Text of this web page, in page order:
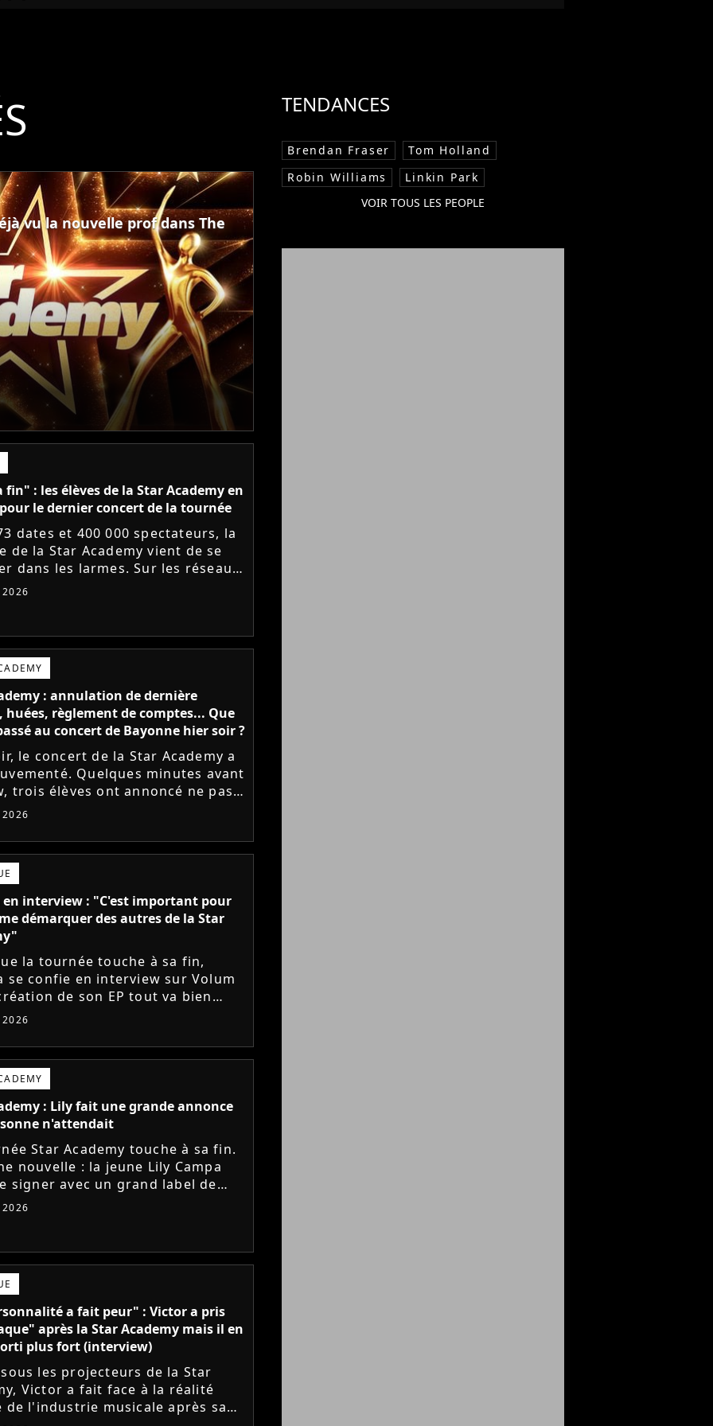
vu la nouvelle prof dans The
fin" : les élèves de la Star Academy en
le dernier concert de la tournée
dates et 400 000 spectateurs, la
de la Star Academy vient de se
dans les larmes. Sur les réseaux
les élèves adressent un dernier
au public...
: annulation de dernière
règlement de comptes... Que
au concert de Bayonne hier soir ?
le concert de la Star Academy a
Quelques minutes avant
trois élèves ont annoncé ne pas
sur scène pour des
politiques. Leur...
en interview : "C'est important pour
démarquer des autres de la Star
la tournée touche à sa fin,
se confie en interview sur Volum
de son EP tout va bien
son envie de gommer l'étiquette
le jeu...
: Lily fait une grande annonce
n'attendait
Star Academy touche à sa fin.
nouvelle : la jeune Lily Campa
signer avec un grand label de
en France.
a fait peur" : Victor a pris
après la Star Academy mais il en
plus fort (interview)
sous les projecteurs de la Star
Victor a fait face à la réalité
de l'industrie musicale après sa
TENDANCES
Brendan Fraser
Tom Holland
Robin Williams
Linkin Park
VOIR TOUS LES PEOPLE